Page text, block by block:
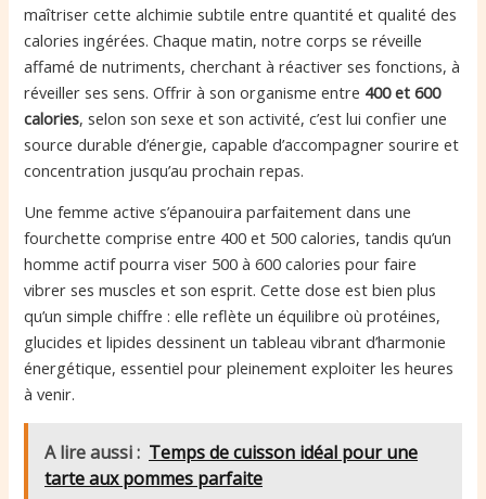
maîtriser cette alchimie subtile entre quantité et qualité des
calories ingérées. Chaque matin, notre corps se réveille
affamé de nutriments, cherchant à réactiver ses fonctions, à
réveiller ses sens. Offrir à son organisme entre 400 et 600
calories, selon son sexe et son activité, c’est lui confier une
source durable d’énergie, capable d’accompagner sourire et
concentration jusqu’au prochain repas.
Une femme active s’épanouira parfaitement dans une
fourchette comprise entre 400 et 500 calories, tandis qu’un
homme actif pourra viser 500 à 600 calories pour faire
vibrer ses muscles et son esprit. Cette dose est bien plus
qu’un simple chiffre : elle reflète un équilibre où protéines,
glucides et lipides dessinent un tableau vibrant d’harmonie
énergétique, essentiel pour pleinement exploiter les heures
à venir.
A lire aussi : Temps de cuisson idéal pour une
tarte aux pommes parfaite